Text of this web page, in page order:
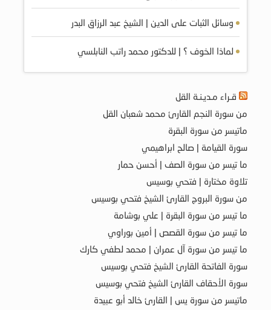
وسائل الثبات على الدين | الشيخ عبد الرزاق البدر
لماذا الخوف ؟ | للدكتور محمد راتب النابلسي
قـراء مـديـنـة القل
من سورة النجم القارئ محمد شعبان القل
ماتيسر من سورة البقرة
سورة القيامة | صالح ابراهيمي
ما تيسر من سورة الصف | أحسن حمار
تلاوة مختارة | فتحي بوسيس
من سورة البروج القارئ الشيخ فتحي بوسيس
ما تيسر من سورة البقرة | علي بوشامة
ما تيسر من سورة القصص | أمين بوراوي
ما تيسر من سورة آل عمران | محمد لطفي كارك
سورة الفاتحة القارئ الشيخ فتحي بوسيس
سورة الأحقاف القارئ الشيخ فتحي بوسيس
ماتيسر من سورة يس | القارئ خالد أبو عبيدة